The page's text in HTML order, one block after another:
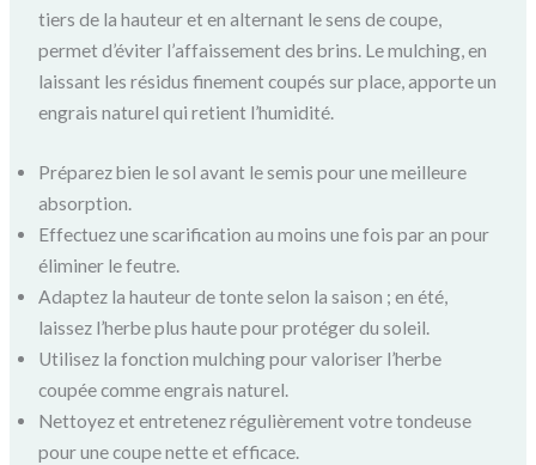
tiers de la hauteur et en alternant le sens de coupe,
permet d’éviter l’affaissement des brins. Le mulching, en
laissant les résidus finement coupés sur place, apporte un
engrais naturel qui retient l’humidité.
Préparez bien le sol avant le semis pour une meilleure
absorption.
Effectuez une scarification au moins une fois par an pour
éliminer le feutre.
Adaptez la hauteur de tonte selon la saison ; en été,
laissez l’herbe plus haute pour protéger du soleil.
Utilisez la fonction mulching pour valoriser l’herbe
coupée comme engrais naturel.
Nettoyez et entretenez régulièrement votre tondeuse
pour une coupe nette et efficace.